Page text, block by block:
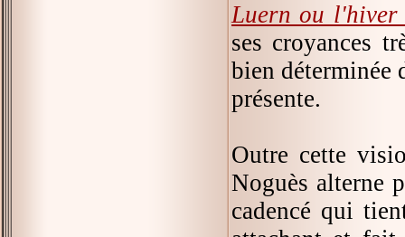
Luern ou l'hiver
ses croyances
bien déterminée
présente.
Outre cette
Noguès alterne
cadencé qui